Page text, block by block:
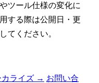
ツール仕様の変化に
する際は公開日・更
てください。
カライズ → お問い合